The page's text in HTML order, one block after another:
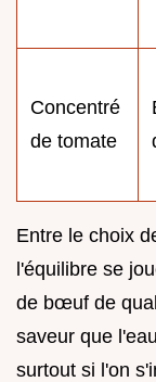
Concentré
de tomate
Entre le choix
l'équilibre se
de bœuf de
saveur que
surtout si l'on